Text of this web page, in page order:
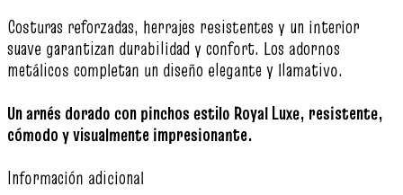
Costuras reforzadas, herrajes resistentes y un interior
suave garantizan durabilidad y confort. Los adornos
metálicos completan un diseño elegante y llamativo.
Un arnés dorado con pinchos estilo Royal Luxe, resistente,
cómodo y visualmente impresionante.
Información adicional